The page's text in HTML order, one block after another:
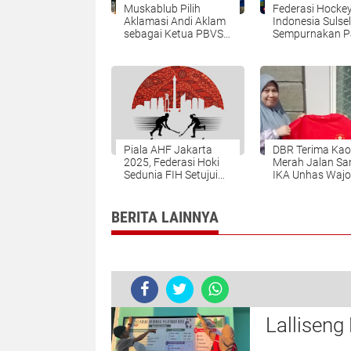
Muskablub Pilih
Aklamasi Andi Aklam
sebagai Ketua PBVSI
Federasi
Indonesia Sulsel
Sempurnakan
Piala AHF Jakarta
2025, Federasi Hoki
Sedunia FIH Setujui
DBR Terima
Merah Jalan
IKA Unhas
BERITA LAINNYA
Lalliseng